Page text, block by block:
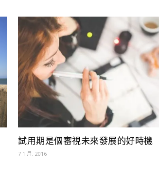
試用期是個審視未來發展的好時機
7 1 月, 2016